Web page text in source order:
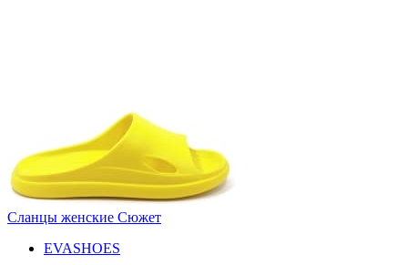
Сланцы женские Сюжет
EVASHOES